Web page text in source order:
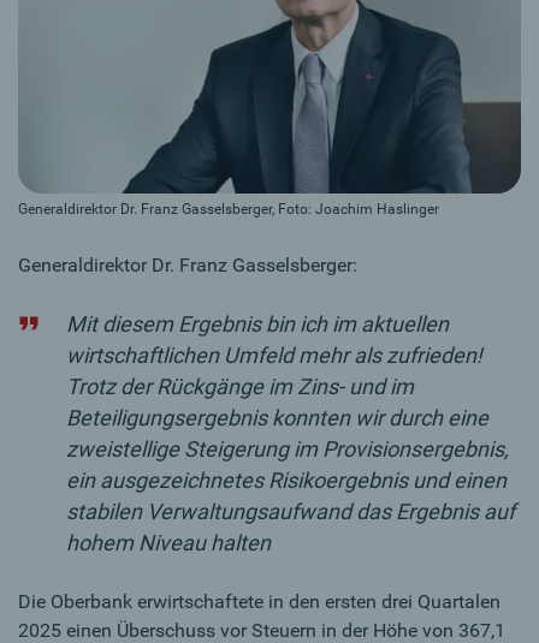
Generaldirektor Dr. Franz Gasselsberger, Foto: Joachim Haslinger
Generaldirektor Dr. Franz Gasselsberger:
Mit diesem Ergebnis bin ich im aktuellen
wirtschaftlichen Umfeld mehr als zufrieden!
Trotz der Rückgänge im Zins- und im
Beteiligungsergebnis konnten wir durch eine
zweistellige Steigerung im Provisionsergebnis,
ein ausgezeichnetes Risikoergebnis und einen
stabilen Verwaltungsaufwand das Ergebnis auf
hohem Niveau halten
Die Oberbank erwirtschaftete in den ersten drei Quartalen
2025 einen Überschuss vor Steuern in der Höhe von 367,1